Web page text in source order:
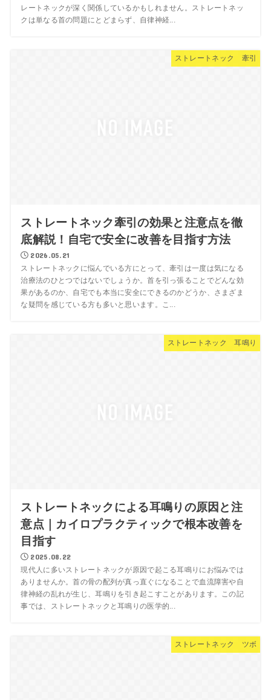
レートネックが深く関係しているかもしれません。ストレートネッ
クは単なる首の問題にとどまらず、自律神経...
ストレートネック 牽引
ストレートネック牽引の効果と注意点を徹
底解説！自宅で安全に改善を目指す方法
2026.05.21
ストレートネックに悩んでいる方にとって、牽引は一度は気になる
治療法のひとつではないでしょうか。首を引っ張ることでどんな効
果があるのか、自宅でも本当に安全にできるのかどうか、さまざま
な疑問を感じている方も多いと思います。こ...
ストレートネック 耳鳴り
ストレートネックによる耳鳴りの原因と注
意点｜カイロプラクティックで根本改善を
目指す
2025.08.22
現代人に多いストレートネックが原因で起こる耳鳴りにお悩みでは
ありませんか。首の骨の配列が真っ直ぐになることで血流障害や自
律神経の乱れが生じ、耳鳴りを引き起こすことがあります。この記
事では、ストレートネックと耳鳴りの医学的...
ストレートネック ツボ